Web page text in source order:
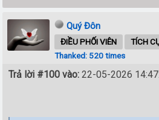
Quý Đôn
ĐIỀU PHỐI VIÊN
TÍCH
Thanked: 520 times
Trả lời #100 vào: 22-05-2026